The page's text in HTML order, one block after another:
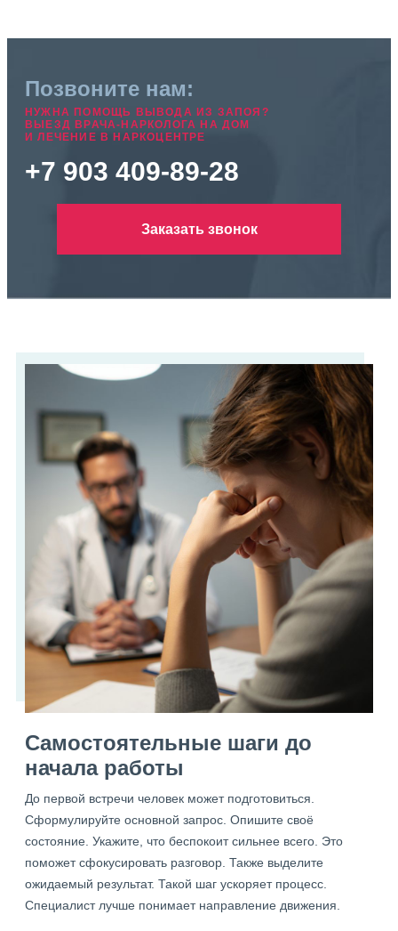
Позвоните нам:
НУЖНА ПОМОЩЬ ВЫВОДА ИЗ ЗАПОЯ?
ВЫЕЗД ВРАЧА-НАРКОЛОГА НА ДОМ
И ЛЕЧЕНИЕ В НАРКОЦЕНТРЕ
+7 903 409-89-28
Заказать звонок
Самостоятельные шаги до
начала работы
До первой встречи человек может подготовиться.
Сформулируйте основной запрос. Опишите своё
состояние. Укажите, что беспокоит сильнее всего. Это
поможет сфокусировать разговор. Также выделите
ожидаемый результат. Такой шаг ускоряет процесс.
Специалист лучше понимает направление движения.